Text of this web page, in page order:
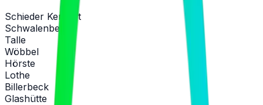
Schieder Kernort
Schwalenberg
Talle
Wöbbel
Hörste
Lothe
Billerbeck
Glashütte